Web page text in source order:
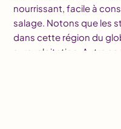
nourrissant, facile à
salage. Notons que les
dans cette région du
surexploitation. Autre